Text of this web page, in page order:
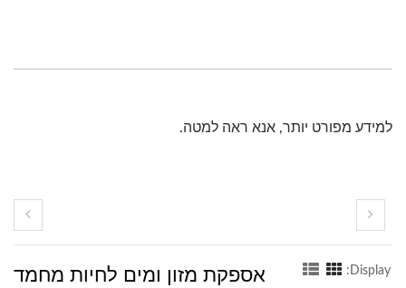
למידע מפורט יותר, אנא ראה למטה.
אספקת מזון ומים לחיות מחמד Display: